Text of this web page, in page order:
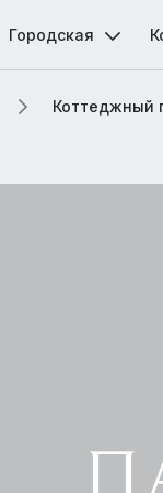
Городская
Коттеджный